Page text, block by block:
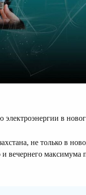
электроэнергии в
не только в
вечернего максимума